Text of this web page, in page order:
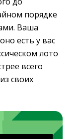
порядке
Ваша
есть у вас
лото
всего
своих